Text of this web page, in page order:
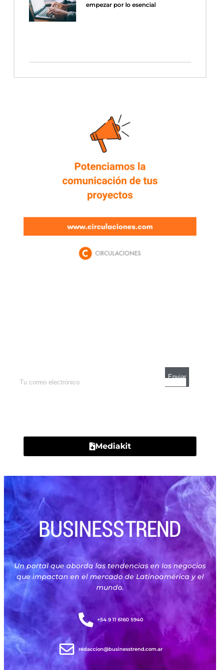
empezar por lo esencial
Mediakit
Un portal que aborda las tendencias en los negocios
que impactan en el mercado de Latinoamérica y el
mundo.
+54 9 11 6160 5940
redaccion@businesstrend.com.ar